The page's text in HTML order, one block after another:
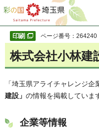
彩の国 埼玉県
ページ番号：264240
株式会社小林建
「埼玉県アライチャレンジ
建設」 の情報を掲載していま
企業等情報